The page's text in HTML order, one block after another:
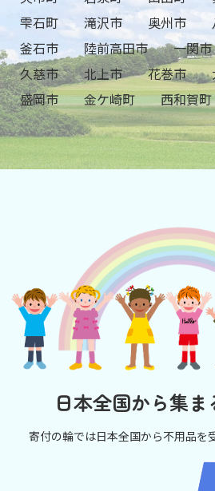
雫石町
滝沢市 奥州市
釜石市
陸前高田市 一関市
久慈市
北上市 花巻市
盛岡市
金ケ崎町 西和賀町
日本全国から集
寄付の輪では日本全国から不用品を